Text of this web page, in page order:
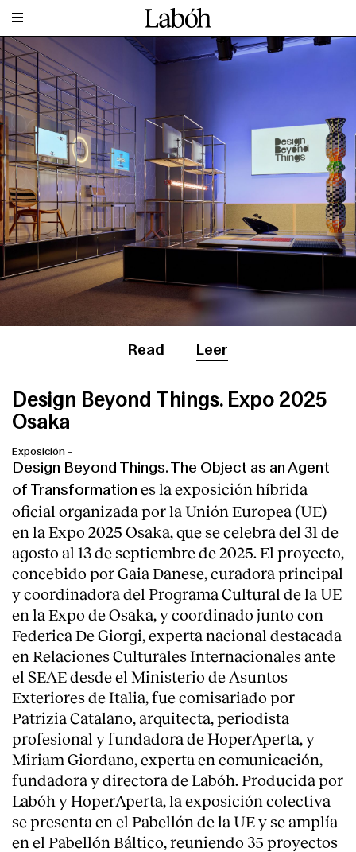
Read Leer
Design Beyond Things. Expo 2025
Osaka
Exposición -
Design Beyond Things. The Object as an Agent
of Transformation es la exposición híbrida
oficial organizada por la Unión Europea (UE)
en la Expo 2025 Osaka, que se celebra del 31 de
agosto al 13 de septiembre de 2025. El proyecto,
concebido por Gaia Danese, curadora principal
y coordinadora del Programa Cultural de la UE
en la Expo de Osaka, y coordinado junto con
Federica De Giorgi, experta nacional destacada
en Relaciones Culturales Internacionales ante
el SEAE desde el Ministerio de Asuntos
Exteriores de Italia, fue comisariado por
Patrizia Catalano, arquitecta, periodista
profesional y fundadora de HoperAperta, y
Miriam Giordano, experta en comunicación,
fundadora y directora de Labóh. Producida por
Labóh y HoperAperta, la exposición colectiva
se presenta en el Pabellón de la UE y se amplía
en el Pabellón Báltico, reuniendo 35 proyectos